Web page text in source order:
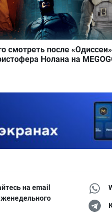
смотреть после
Нолана на
на email